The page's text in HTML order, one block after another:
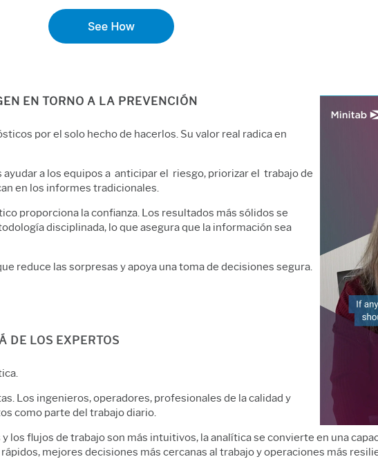
EN TORNO A LA PREVENCIÓN
por el solo hecho de hacerlos. Su valor real radica en
a los equipos a anticipar el riesgo, priorizar el trabajo de
en los informes tradicionales.
proporciona la confianza. Los resultados más sólidos se
disciplinada, lo que asegura que la información sea
reduce las sorpresas y apoya una toma de decisiones segura.
DE LOS EXPERTOS
Los ingenieros, operadores, profesionales de la calidad y
como parte del trabajo diario.
los flujos de trabajo son más intuitivos, la analítica se convierte en una
mejores decisiones más cercanas al trabajo y operaciones más